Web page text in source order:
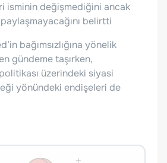
isminin değişmediğini ancak
belirtti
bağımsızlığına yönelik
gündeme taşırken,
üzerindeki siyasi
yönündeki endişeleri de